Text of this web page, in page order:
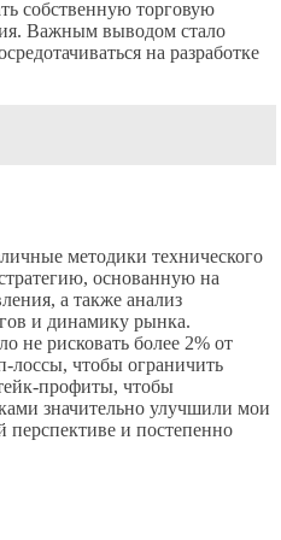
собственную торговую
Важным выводом стало
на разработке
методики технического
основанную на
а также анализ
и динамику рынка.
не рисковать более 2% от
лоссы, чтобы ограничить
профиты, чтобы
значительно улучшили мои
перспективе и постепенно